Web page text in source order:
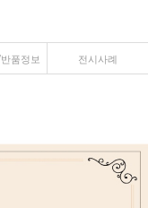
품정보 전시사례